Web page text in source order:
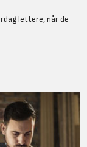
lettere, når de